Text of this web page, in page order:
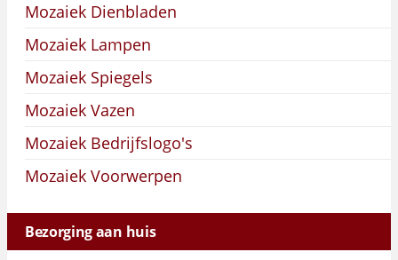
Mozaiek Dienbladen
Mozaiek Lampen
Mozaiek Spiegels
Mozaiek Vazen
Mozaiek Bedrijfslogo's
Mozaiek Voorwerpen
Bezorging aan huis